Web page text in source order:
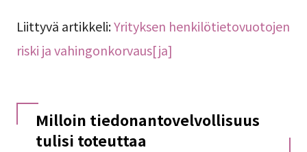
Liittyvä artikkeli:Yrityksen henkilötietovuotojen
riski ja vahingonkorvaus[ja]
Milloin tiedonantovelvollisuus
tulisi toteuttaa